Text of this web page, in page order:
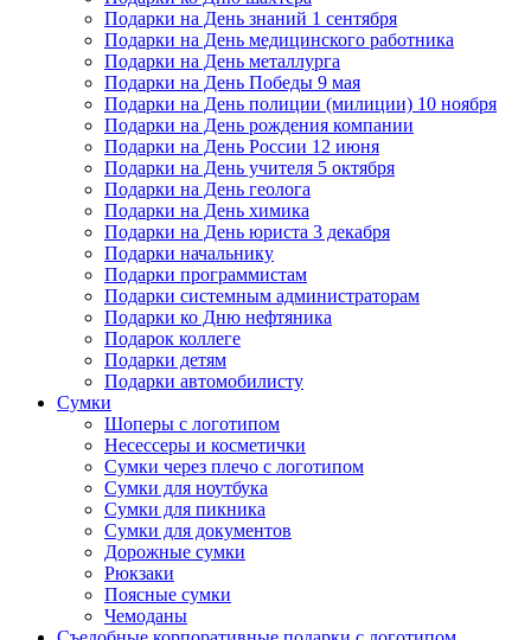
Подарки на День знаний 1 сентября
Подарки на День медицинского работника
Подарки на День металлурга
Подарки на День Победы 9 мая
Подарки на День полиции (милиции) 10 ноября
Подарки на День рождения компании
Подарки на День России 12 июня
Подарки на День учителя 5 октября
Подарки на День геолога
Подарки на День химика
Подарки на День юриста 3 декабря
Подарки начальнику
Подарки программистам
Подарки системным администраторам
Подарки ко Дню нефтяника
Подарок коллеге
Подарки детям
Подарки автомобилисту
Сумки
Шоперы с логотипом
Несессеры и косметички
Сумки через плечо с логотипом
Сумки для ноутбука
Сумки для пикника
Сумки для документов
Дорожные сумки
Рюкзаки
Поясные сумки
Чемоданы